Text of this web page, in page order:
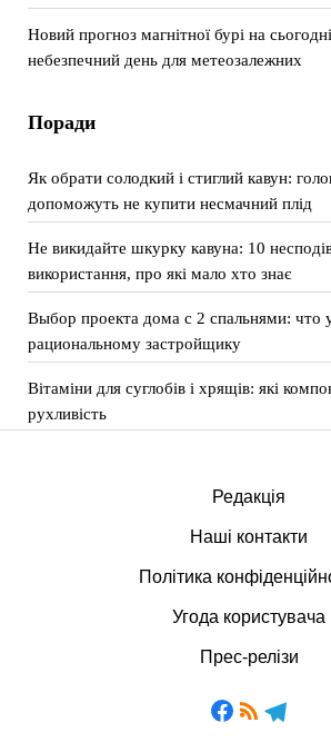
Новий прогноз магнітної бурі на
небезпечний день для метеозалежних
Поради
Як обрати солодкий і стиглий кавун:
допоможуть не купити несмачний плід
Не викидайте шкурку кавуна: 10
використання, про які мало хто знає
Выбор проекта дома с 2 спальнями: что
рациональному застройщику
Вітаміни для суглобів і хрящів: які
рухливість
Редакція
Наші контакти
Політика
Угода користувача
Прес-релізи